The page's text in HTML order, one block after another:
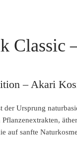
Classic
– Akari
Ursprung
auf sanfte